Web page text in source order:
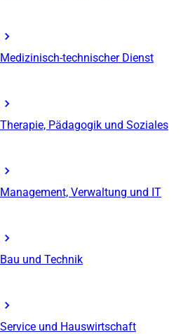
Medizinisch-technischer Dienst
Therapie, Pädagogik und Soziales
Management, Verwaltung und IT
Bau und Technik
Service und Hauswirtschaft